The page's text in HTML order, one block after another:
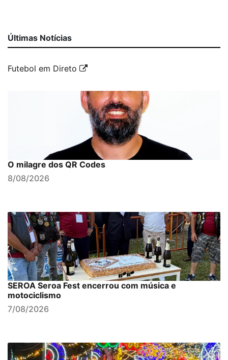
Últimas Notícias
Futebol em Direto
O milagre dos QR Codes
8/08/2026
SEROA Seroa Fest encerrou com música e
motociclismo
7/08/2026